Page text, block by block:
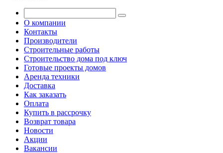
О компании
Контакты
Производители
Строительные работы
Строительство дома под ключ
Готовые проекты домов
Аренда техники
Доставка
Как заказать
Оплата
Купить в рассрочку
Возврат товара
Новости
Акции
Вакансии